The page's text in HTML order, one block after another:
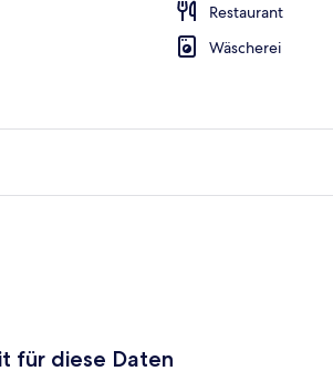
Restaurant
Wäscherei
für diese Daten